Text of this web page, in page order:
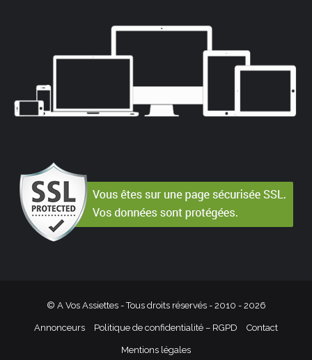
© A Vos Assiettes - Tous droits réservés - 2010 - 2026
Annonceurs Politique de confidentialité – RGPD Contact
Mentions légales